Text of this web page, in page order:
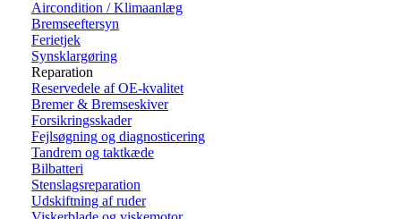
Aircondition / Klimaanlæg
Bremseeftersyn
Ferietjek
Synsklargøring
Reparation
Reservedele af OE-kvalitet
Bremer & Bremseskiver
Forsikringsskader
Fejlsøgning og diagnosticering
Tandrem og taktkæde
Bilbatteri
Stenslagsreparation
Udskiftning af ruder